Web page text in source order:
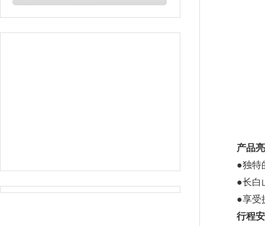
产品
●独特
●长白
●享受
行程